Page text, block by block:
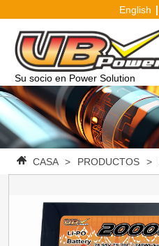
English
Su socio en Power Solution
CASA > PRODUCTOS >